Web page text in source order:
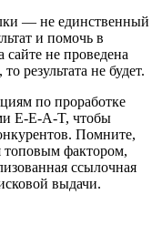
— не единственный
и помочь в
не проведена
результата не будет.
по проработке
E-E-A-T, чтобы
Помните,
топовым фактором,
ссылочная
выдачи.